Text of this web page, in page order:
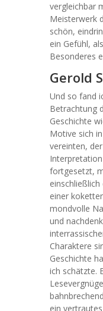
vergleichbar
Meisterwerk
schön,
ein Gefühl,
Besonderes
Gerold
Und so fand
Betrachtung
Geschichte
Motive sich
vereinten,
fortgesetzt,
einer
mondvolle
und
Charaktere
Geschichte
ich schätzte.
ein